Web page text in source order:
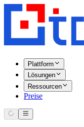
Plattform
Lösungen
Ressourcen
Preise